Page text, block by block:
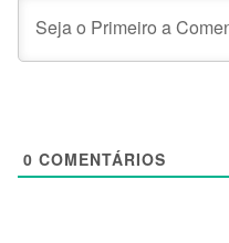
0 COMENTÁRIOS